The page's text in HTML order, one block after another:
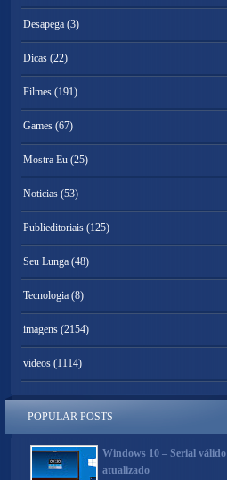
Desapega (3)
Dicas (22)
Filmes (191)
Games (67)
Mostra Eu (25)
Noticias (53)
Publieditoriais (125)
Seu Lunga (48)
Tecnologia (8)
imagens (2154)
videos (1114)
POPULAR POSTS
Windows 10 – Serial válido
atualizado